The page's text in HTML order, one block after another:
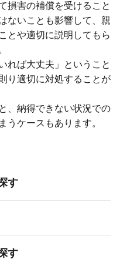
損害の補償を受けること
ないことも影響して、親
とや適切に説明してもら
れば⼤丈夫」ということ
り適切に対処することが
、納得できない状況での
うケースもあります。
す
す